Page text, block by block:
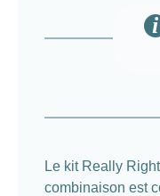
Le kit Really
combinaison est